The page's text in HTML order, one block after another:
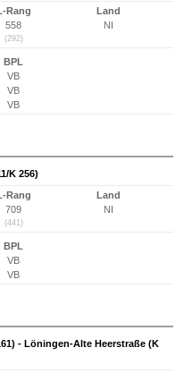
L-Rang
558
(292)
Land
NI
BPL
VB
VB
VB
K 256)
L-Rang
709
(441)
Land
NI
BPL
VB
VB
- Löningen-Alte Heerstraße (K